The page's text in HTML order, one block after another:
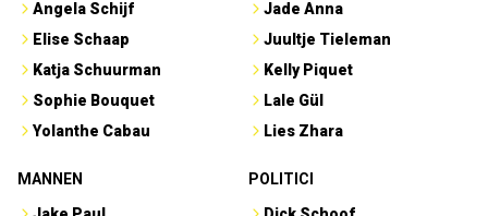
Angela Schijf
Elise Schaap
Katja Schuurman
Sophie Bouquet
Yolanthe Cabau
Jade Anna
Juultje Tieleman
Kelly Piquet
Lale Gül
Lies Zhara
MANNEN
POLITICI